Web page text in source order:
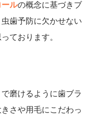
ールの概念に基づきブ
歯予防に欠かせない
ております。
磨けるように歯ブラ
さや用毛にこだわっ